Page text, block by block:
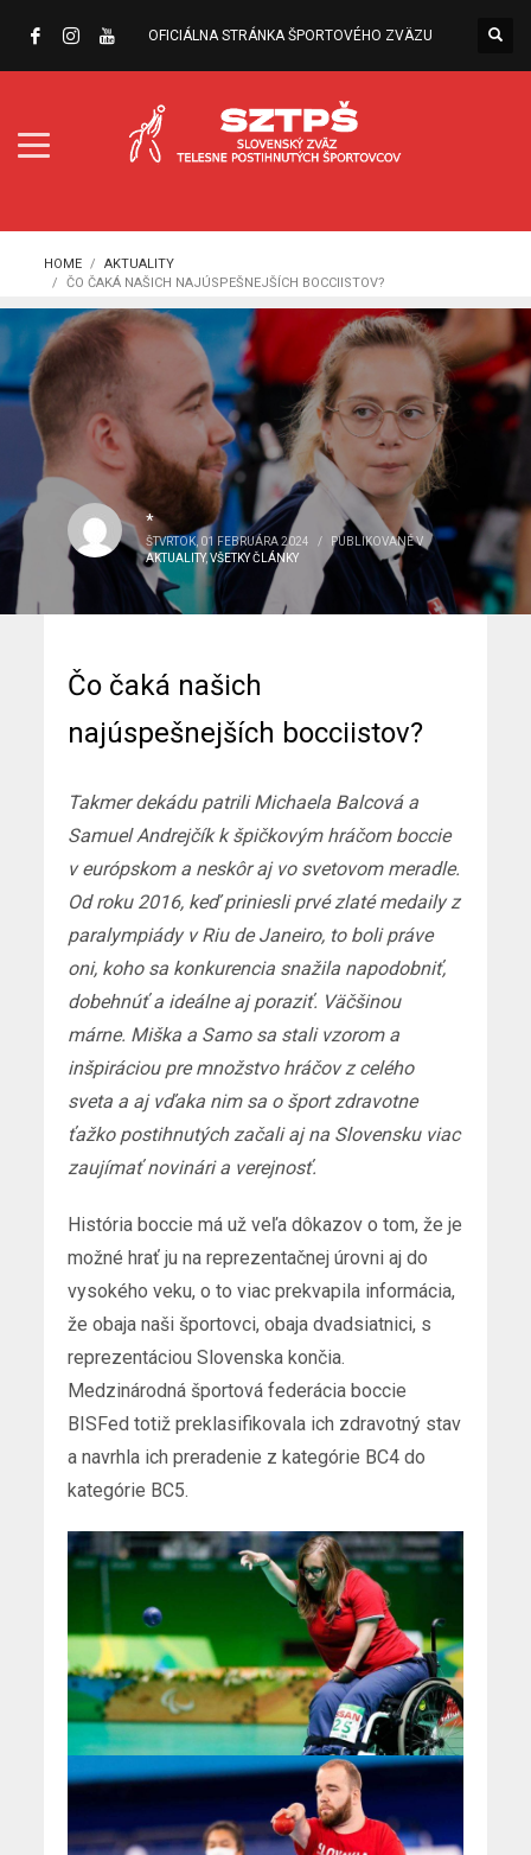
OFICIÁLNA STRÁNKA ŠPORTOVÉHO ZVÄZU
HOME
AKTUALITY
ČO ČAKÁ NAŠICH NAJÚSPEŠNEJŠÍCH BOCCIISTOV?
*
ŠTVRTOK, 01 FEBRUÁRA 2024 /
PUBLIKOVANÉ V
AKTUALITY,VŠETKY ČLÁNKY
Čo čaká našich
najúspešnejších bocciistov?
Takmer dekádu patrili Michaela Balcová a
Samuel Andrejčík k špičkovým hráčom boccie
v európskom a neskôr aj vo svetovom meradle.
Od roku 2016, keď priniesli prvé zlaté medaily z
paralympiády v Riu de Janeiro, to boli práve
oni, koho sa konkurencia snažila napodobniť,
dobehnúť a ideálne aj poraziť. Väčšinou
márne. Miška a Samo sa stali vzorom a
inšpiráciou pre množstvo hráčov z celého
sveta a aj vďaka nim sa o šport zdravotne
ťažko postihnutých začali aj na Slovensku viac
zaujímať novinári a verejnosť.
História boccie má už veľa dôkazov o tom, že je
možné hrať ju na reprezentačnej úrovni aj do
vysokého veku, o to viac prekvapila informácia,
že obaja naši športovci, obaja dvadsiatnici, s
reprezentáciou Slovenska končia.
Medzinárodná športová federácia boccie
BISFed totiž preklasifikovala ich zdravotný stav
a navrhla ich preradenie z kategórie BC4 do
kategórie BC5.